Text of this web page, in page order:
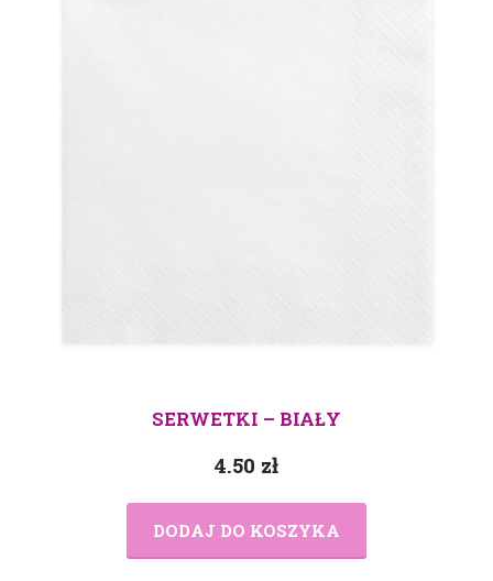
SERWETKI – BIAŁY
4.50 zł
DODAJ DO KOSZYKA